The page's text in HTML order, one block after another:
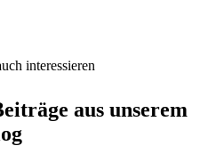
interessieren
aus unserem